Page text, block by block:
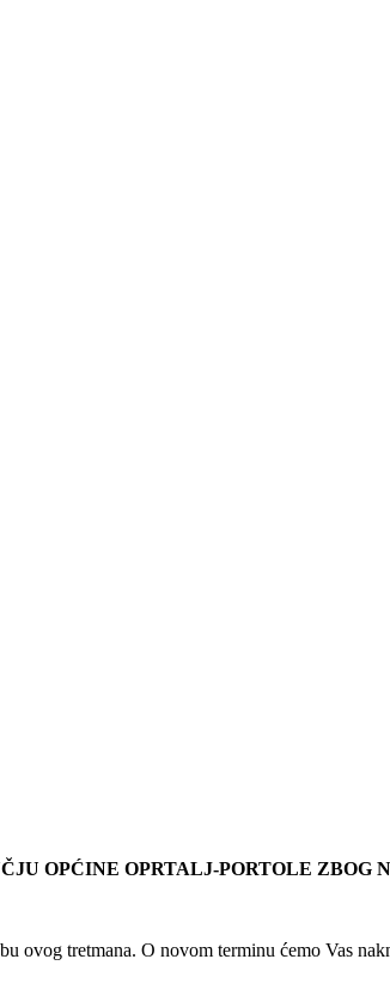
OPĆINE OPRTALJ-PORTOLE ZBOG
ovog tretmana. O novom terminu ćemo Vas